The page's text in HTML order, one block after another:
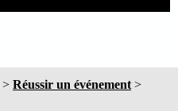
> Réussir un événement >